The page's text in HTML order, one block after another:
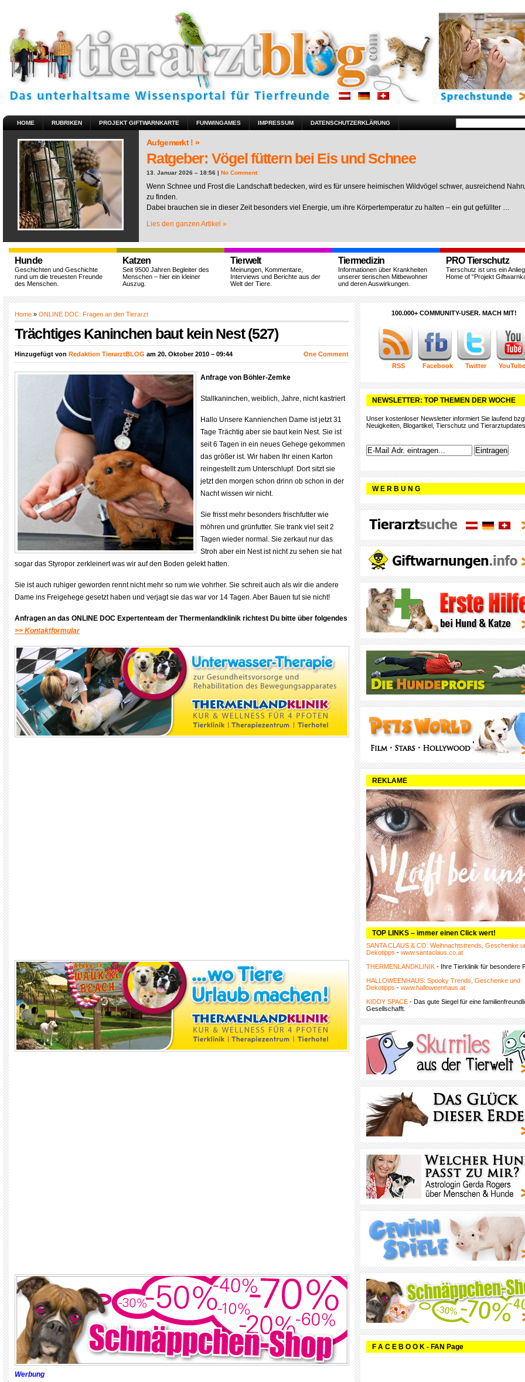
HOME RUBRIKEN PROJEKT GIFTWARNKARTE FUNWINGAMES IMPRESSUM DATENSCHUTZERKLÄRUNG
Aufgemerkt ! »
Ratgeber: Vögel füttern bei Eis und Schnee
13. Januar 2026 – 18:56 | No Comment
Wenn Schnee und Frost die Landschaft bedecken, wird es für unsere heimischen Wildvögel schwer, ausreichend
zu finden.
Dabei brauchen sie in dieser Zeit besonders viel Energie, um ihre Körpertemperatur zu halten – ein gut gefüllter …
Lies den ganzen Artikel »
Hunde
Geschichten und Geschichte
rund um die treuesten Freunde
des Menschen.
Katzen
Seit 9500 Jahren Begleiter des
Menschen – hier ein kleiner
Auszug.
Tierwelt
Meinungen, Kommentare,
Interviews und Berichte aus der
Welt der Tiere.
Tiermedizin
Informationen über Krankheiten
unserer tierischen Mitbewohner
und deren Auswirkungen.
PRO Tierschutz
Tierschutz ist uns ein
Home of “Projekt
Home » ONLINE DOC: Fragen an den Tierarzt
Trächtiges Kaninchen baut kein Nest (527)
Hinzugefügt von Redaktion TierarztBLOG am 20. Oktober 2010 – 09:44 One Comment
Anfrage von Böhler-Zemke
Stallkaninchen, weiblich, Jahre, nicht kastriert
Hallo Unsere Kannienchen Dame ist jetzt 31
Tage Trächtig aber sie baut kein Nest. Sie ist
seit 6 Tagen in ein neues Gehege gekommen
das größer ist. Wir haben Ihr einen Karton
reingestellt zum Unterschlupf. Dort sitzt sie
jetzt den morgen schon drinn ob schon in der
Nacht wissen wir nicht.
Sie frisst mehr besonders frischfutter wie
möhren und grünfutter. Sie trank viel seit 2
Tagen wieder normal. Sie zerkaut nur das
Stroh aber ein Nest ist nicht zu sehen sie hat
sogar das Styropor zerkleinert was wir auf den Boden gelekt hatten.
Sie ist auch ruhiger geworden rennt nicht mehr so rum wie vohrher. Sie schreit auch als wir die andere
Dame ins Freigehege gesetzt haben und verjagt sie das war vor 14 Tagen. Aber Bauen tut sie nicht!
Anfragen an das ONLINE DOC Expertenteam der Thermenlandklinik richtest Du bitte über folgendes
>> Kontaktformular
Werbung
100.000+ COMMUNITY-USER. MACH MIT!
RSS Facebook Twitter YouTube
NEWSLETTER: TOP THEMEN DER WOCHE
Unser kostenloser Newsletter informiert Sie laufend
Neuigkeiten, Blogartikel, Tierschutz und
W E R B U N G
REKLAME
TOP LINKS – immer einen Click wert!
SANTA CLAUS & CO: Weihnachtstrends, Geschenke
Dekotipps - www.santaclaus.co.at
THERMENLANDKLINIK - Ihre Tierklinik für besondere
HALLOWEENHAUS: Spooky Trends, Geschenke und
Dekotipps - www.halloweenhaus.at
KIDDY SPACE - Das gute Siegel für eine
Gesellschafft.
F A C E B O O K - FAN Page